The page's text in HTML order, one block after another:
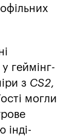
геймінг-
з CS2,
могли
інді-